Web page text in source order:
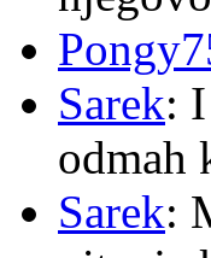
Sarek:
odmah
Sarek: